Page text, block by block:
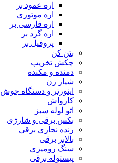
اره عمود بر
اره موتوری
اره فارسی بر
اره گرد بر
پروفیل بر
بتن کن
چکش تخریب
دمنده و مکنده
شیار زن
اینورتر و دستگاه جوش
کارواش
اتو لوله سبز
بکس برقی و شارژی
رنده نجاری برقی
بالابر برقی
سنگ رومیزی
پیستوله برقی